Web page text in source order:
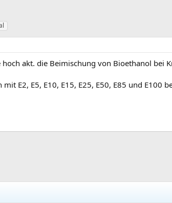
akt. die Beimischung von Bioethanol bei
E2, E5, E10, E15, E25, E50, E85 und E100